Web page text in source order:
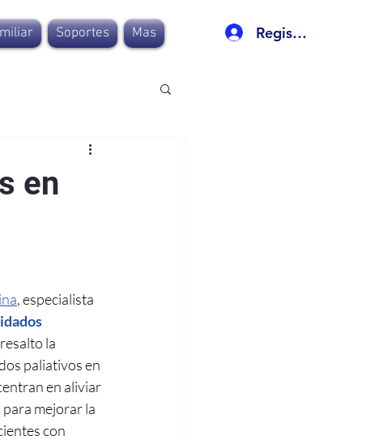
Registro
Soportes Mas
en
, especialista
la
paliativos en
en aliviar
mejorar la
con